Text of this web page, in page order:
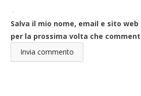
Salva il mio nome, email e sito
per la prossima volta che